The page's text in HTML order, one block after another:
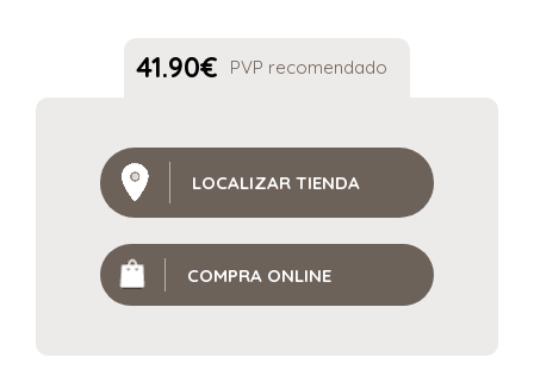
41.90€ PVP recomendado
LOCALIZAR TIENDA
COMPRA ONLINE